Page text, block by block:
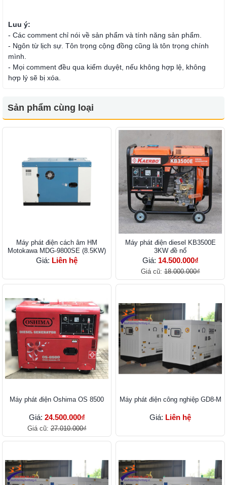
Luu ý:
- Các comment chỉ nói về sản phẩm và tính năng sản phẩm.
- Ngôn từ lịch sự. Tôn trọng cộng đồng cũng là tôn trọng chính
mình.
- Mọi comment đều qua kiểm duyệt, nếu không hợp lệ, không
hợp lý sẽ bị xóa.
Sản phẩm cùng loại
Máy phát điện cách âm HM
Motokawa MDG-9800SE (8.5KW)
Giá: Liên hệ
Máy phát điện diesel KB3500E
3KW đề nổ
Giá: 14.500.000₫
Giá cũ:18.000.000₫
Máy phát điện Oshima OS 8500
Giá: 24.500.000₫
Giá cũ:27.010.000₫
Máy phát điện công nghiệp GD8-M
Giá: Liên hệ